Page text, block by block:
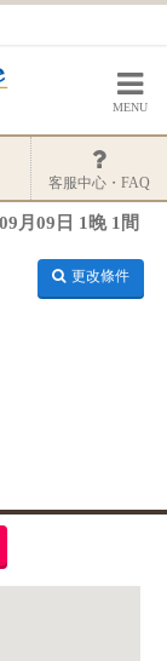
MENU
客服中心・FAQ
月09日 1晚 1間
更改條件